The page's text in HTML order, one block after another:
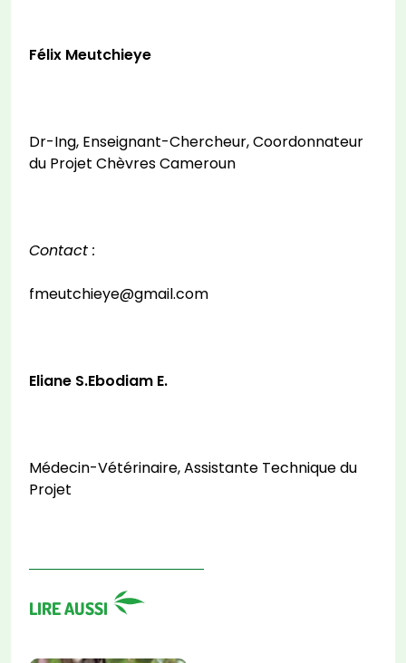
Félix Meutchieye
Dr-Ing, Enseignant-Chercheur, Coordonnateur
du Projet Chèvres Cameroun
Contact :
fmeutchieye@gmail.com
Eliane S.Ebodiam E.
Médecin-Vétérinaire, Assistante Technique du
Projet
LIRE AUSSI